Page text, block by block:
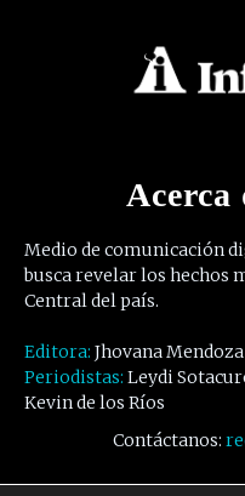
Acerca
Medio de comunicación
busca revelar los hechos
Central del país.
Editora: Jhovana Mendoza
Periodistas: Leydi
Kevin de los Ríos
Contáctanos: